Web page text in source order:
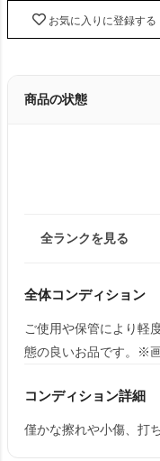
お気に入りに登録する
商品の状態
全ランクを見る
全体コンディション
ご使用や保管により軽
態の良いお品です。※
コンディション詳細
僅かな擦れや小傷、打